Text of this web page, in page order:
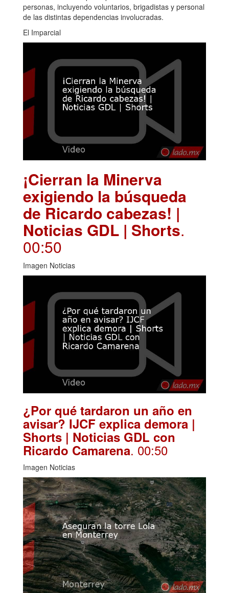
personas, incluyendo voluntarios, brigadistas y personal
de las distintas dependencias involucradas.
El Imparcial
¡Cierran la Minerva
exigiendo la búsqueda
de Ricardo cabezas! |
Noticias GDL | Shorts.
00:50
Imagen Noticias
¿Por qué tardaron un año en
avisar? IJCF explica demora |
Shorts | Noticias GDL con
Ricardo Camarena. 00:50
Imagen Noticias